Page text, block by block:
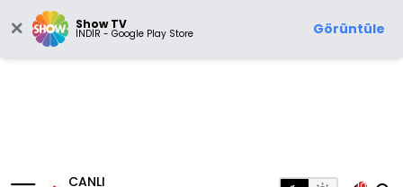
Show TV
İNDİR - Google Play Store Görüntüle
CANLI